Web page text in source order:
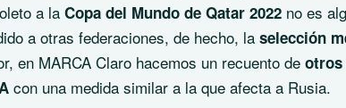
a la Copa del Mundo de Qatar 2022 no es
a otras federaciones, de hecho, la selección
en MARCA Claro hacemos un recuento de otros
con una medida similar a la que afecta a Rusia.